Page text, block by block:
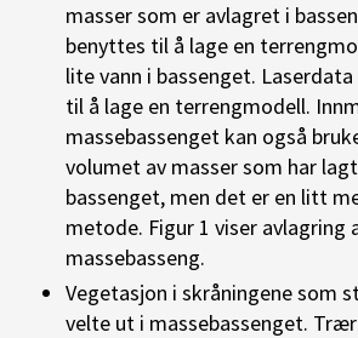
masser som er avlagret i
benyttes til å lage en
lite vann i bassenget.
til å lage en terrengmodell.
massebassenget kan også
volumet av masser som har
bassenget, men det er en litt
metode. Figur 1 viser avlagring
massebasseng.
Vegetasjon i skråningene som
velte ut i massebassenget.